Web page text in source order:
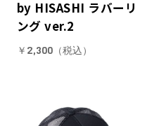
by HISASHI ラバーリ
ング ver.2
￥2,300（税込）